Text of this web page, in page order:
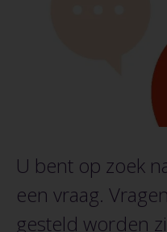
U bent op zoek
een vraag.
gesteld worden